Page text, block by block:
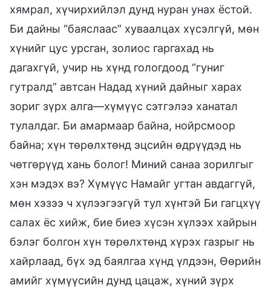
хямрал, хүчирхийлэл дунд нуран унах ёстой.
Би дайны “баяслаас” хуваалцах хүсэлгүй, мөн
хүнийг цус урсган, золиос гаргахад нь
дагахгүй, учир нь хүнд гологдоод “гуниг
гутралд” автсан Надад хүний дайныг харах
зориг зүрх алга—хүмүүс сэтгэлээ ханатал
тулалдаг. Би амармаар байна, нойрсмоор
байна; хүн төрөлхтөнд эцсийн өдрүүдэд нь
чөтгөрүүд хань болог! Миний санаа зорилгыг
хэн мэдэх вэ? Хүмүүс Намайг угтан авдаггүй,
мөн хэзээ ч хүлээгээгүй тул хүнтэй Би гагцхүү
салах ёс хийж, бие биеэ хүсэн хүлээх хайрын
бэлэг болгон хүн төрөлхтөнд хүрэх газрыг нь
хайрлаад, бүх эд баялгаа хүнд үлдээн, Өөрийн
амийг хүмүүсийн дунд цацаж, хүний зүрх